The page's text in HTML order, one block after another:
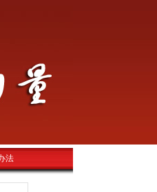
法